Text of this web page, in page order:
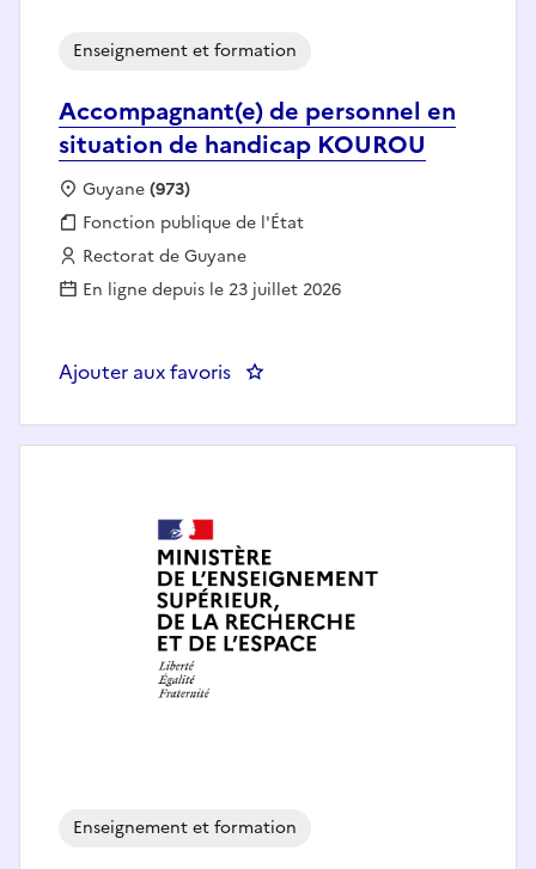
Accompagnant(e) de personnel en
situation de handicap KOUROU
Enseignement et formation
Localisation :
Guyane(973)
Fonction publique :
Fonction publique de l'État
Employeur :
Rectorat de Guyane
En ligne depuis le 23 juillet 2026
Ajouter aux favoris : Accompagnant(e) de
Enseignement et formation